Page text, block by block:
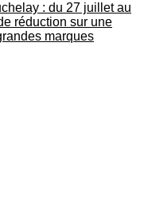
: du 27 juillet au
réduction sur une
marques